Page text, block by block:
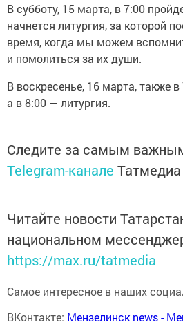
В субботу, 15 марта, в 7:00
начнется литургия, за которой
время, когда мы можем
и помолиться за их души.
В воскресенье, 16 марта, также
а в 8:00 — литургия.
Следите за самым
Telegram-канале Татмедиа
Читайте новости
национальном
https://max.ru/tatmedia
Самое интересное в наших
ВКонтакте: Мензелинск news -